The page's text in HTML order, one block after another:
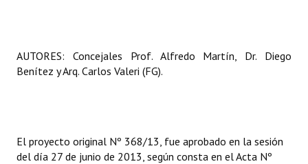
AUTORES: Concejales Prof. Alfredo Martín, Dr. Diego
Benítez y Arq. Carlos Valeri (FG).
El proyecto original Nº 368/13, fue aprobado en la sesión
del día 27 de junio de 2013, según consta en el Acta Nº